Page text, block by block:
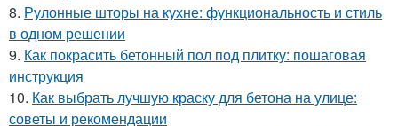
8. Рулонные шторы на кухне: функциональность и стиль
в одном решении
9. Как покрасить бетонный пол под плитку: пошаговая
инструкция
10. Как выбрать лучшую краску для бетона на улице:
советы и рекомендации